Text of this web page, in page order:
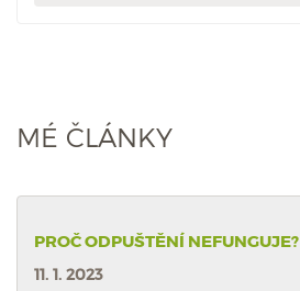
MÉ ČLÁNKY
PROČ ODPUŠTĚNÍ NEFUNGUJE?
11. 1. 2023